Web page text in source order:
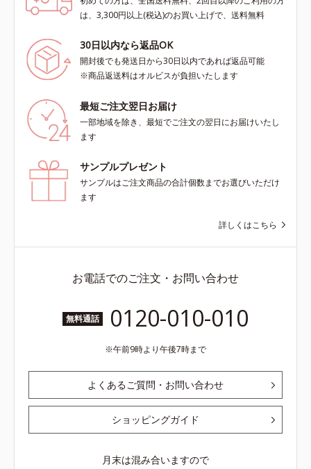
は、3,300円以上(税込)のお買い上げで、送料無料
30日以内なら返品OK
開封後でも発送日から30日以内であれば返品可能
※商品返送料はオルビスが負担いたします
最短ご注文翌日お届け
一部地域を除き、最短でご注文の翌日にお届けいたし
ます
サンプルプレゼント
サンプルはご注文商品の合計個数までお選びいただけ
ます
詳しくはこちら
お電話でのご注文・お問い合わせ
無料通話 0120-010-010
午前9時より午後7時まで
よくあるご質問・お問い合わせ
ショッピングガイド
月末は混み合いますので